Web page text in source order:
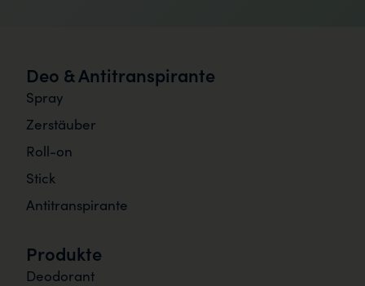
Deo & Antitranspirante
Spray
Zerstäuber
Roll-on
Stick
Antitranspirante
Produkte
Deodorant